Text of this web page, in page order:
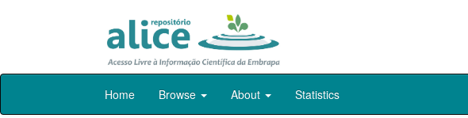
Skip
Home Browse About Statistics